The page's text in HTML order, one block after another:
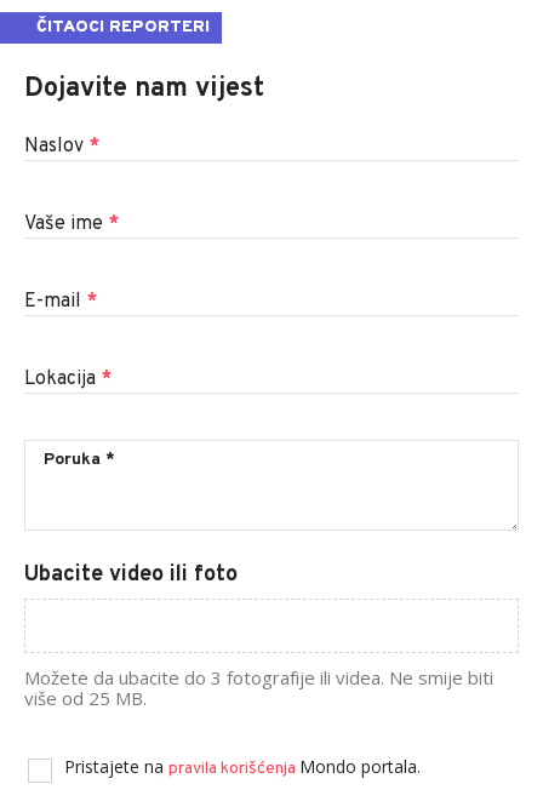
ČITAOCI REPORTERI
Dojavite nam vijest
Naslov *
Vaše ime *
E-mail *
Lokacija *
Ubacite video ili foto
Možete da ubacite do 3 fotografije ili videa. Ne smije biti
više od 25 MB.
Pristajete na pravila korišćenja Mondo portala.